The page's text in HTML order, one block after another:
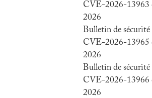
CVE-2026-13963
2026
Bulletin de
CVE-2026-13965
2026
Bulletin de
CVE-2026-13966
2026